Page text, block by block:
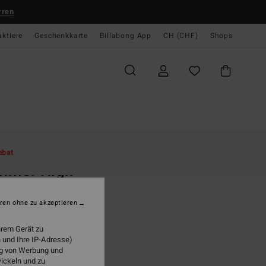
Geschenkkarte Billabong App CH (CHF) Shops
High
69,00
RABATT EXTRA 25%
Gerät zu
Ihre IP-Adresse)
von Werbung und
und zu
ohne zu akzeptieren